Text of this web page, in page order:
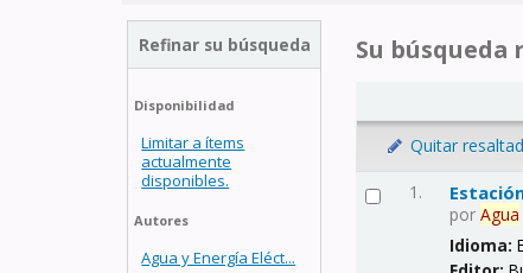
Refinar su búsqueda
Disponibilidad
Limitar a ítems
actualmente
disponibles.
Autores
Agua y Energía Eléct...
Su búsqueda
Quitar
1.
porAgua
Idioma: